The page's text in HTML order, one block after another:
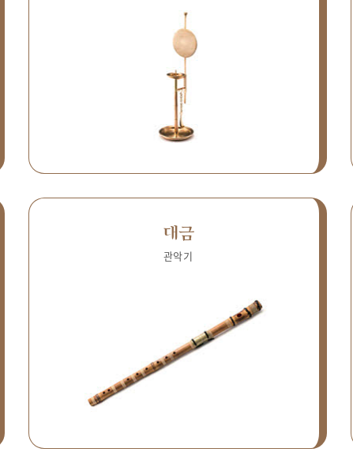
대금
관악기